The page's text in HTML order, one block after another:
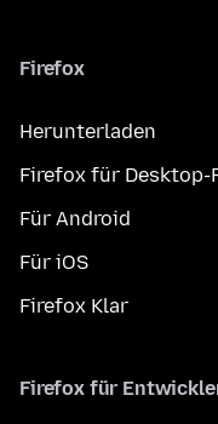
Firefox
Herunterladen
Firefox für Desktop-
Für Android
Für iOS
Firefox Klar
Firefox für